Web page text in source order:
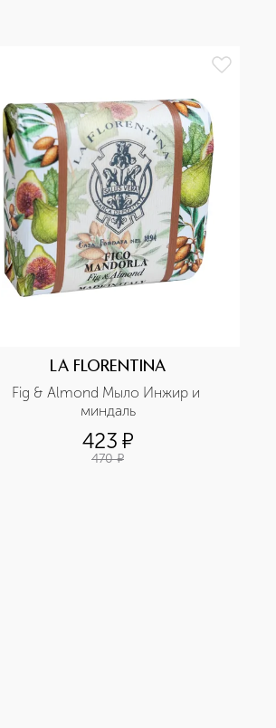
LA FLORENTINA
Fig & Almond Мыло Инжир и
миндаль
423 ¤
470 ¤